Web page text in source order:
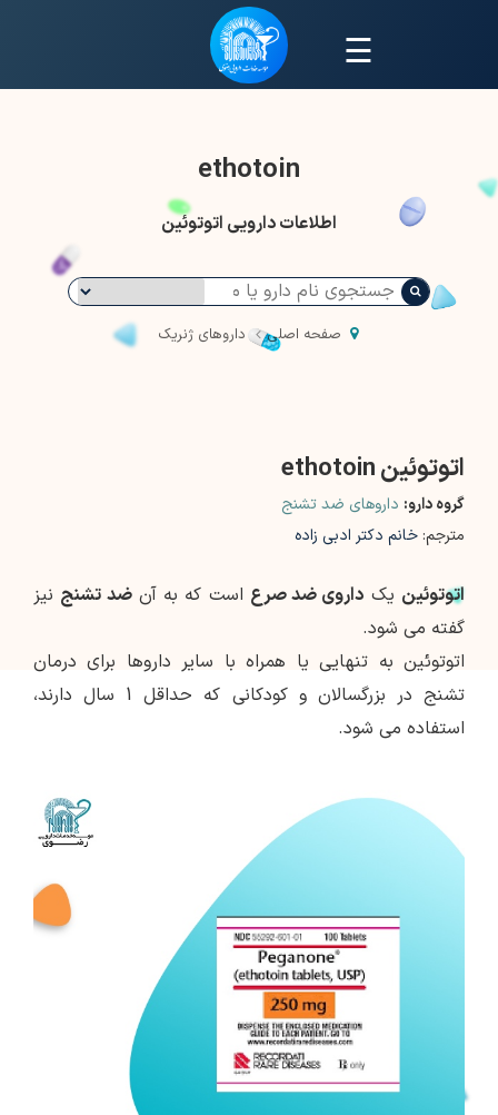
☰
ethotoin
اطلاعات دارویی اتوتوئین
صفحه اصلی داروهای ژنریک
اتوتوئین ethotoin
گروه دارو: داروهای ضد تشنج
مترجم: خانم دکتر ادبی زاده
اتوتوئین یک داروی ضد صرع است که به آنضد تشنج نیز
گفته می شود.
اتوتوئین به تنهایی یا همراه با سایر داروها برای درمان
تشنج در بزرگسالان و کودکانی که حداقل 1 سال دارند،
استفاده می شود.